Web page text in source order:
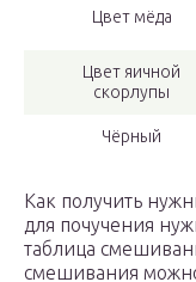
Цвет мёда
Цвет яичной
скорлупы
Чёрный
Как получить
для почучения
таблица
смешивания